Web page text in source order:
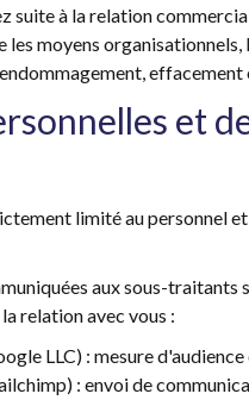
suite à la relation
les moyens
et
limité au personnel
aux sous-
relation avec vous :
LLC) : mesure
: envoi de